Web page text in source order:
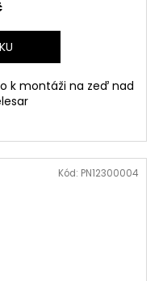
k montáži na zeď nad
Kód: PN12300004